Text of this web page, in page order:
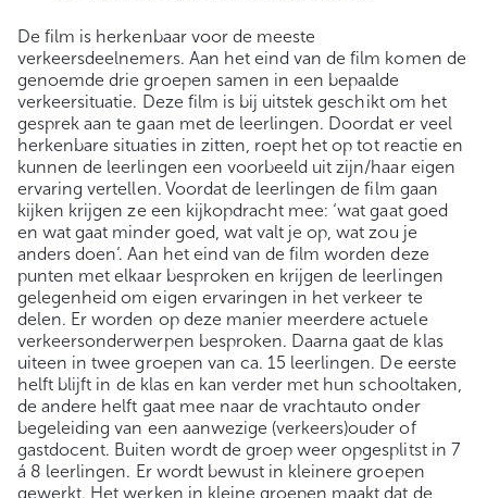
De film is herkenbaar voor de meeste
verkeersdeelnemers. Aan het eind van de film komen de
genoemde drie groepen samen in een bepaalde
verkeersituatie. Deze film is bij uitstek geschikt om het
gesprek aan te gaan met de leerlingen. Doordat er veel
herkenbare situaties in zitten, roept het op tot reactie en
kunnen de leerlingen een voorbeeld uit zijn/haar eigen
ervaring vertellen. Voordat de leerlingen de film gaan
kijken krijgen ze een kijkopdracht mee: ‘wat gaat goed
en wat gaat minder goed, wat valt je op, wat zou je
anders doen’. Aan het eind van de film worden deze
punten met elkaar besproken en krijgen de leerlingen
gelegenheid om eigen ervaringen in het verkeer te
delen. Er worden op deze manier meerdere actuele
verkeersonderwerpen besproken. Daarna gaat de klas
uiteen in twee groepen van ca. 15 leerlingen. De eerste
helft blijft in de klas en kan verder met hun schooltaken,
de andere helft gaat mee naar de vrachtauto onder
begeleiding van een aanwezige (verkeers)ouder of
gastdocent. Buiten wordt de groep weer opgesplitst in 7
á 8 leerlingen. Er wordt bewust in kleinere groepen
gewerkt. Het werken in kleine groepen maakt dat de